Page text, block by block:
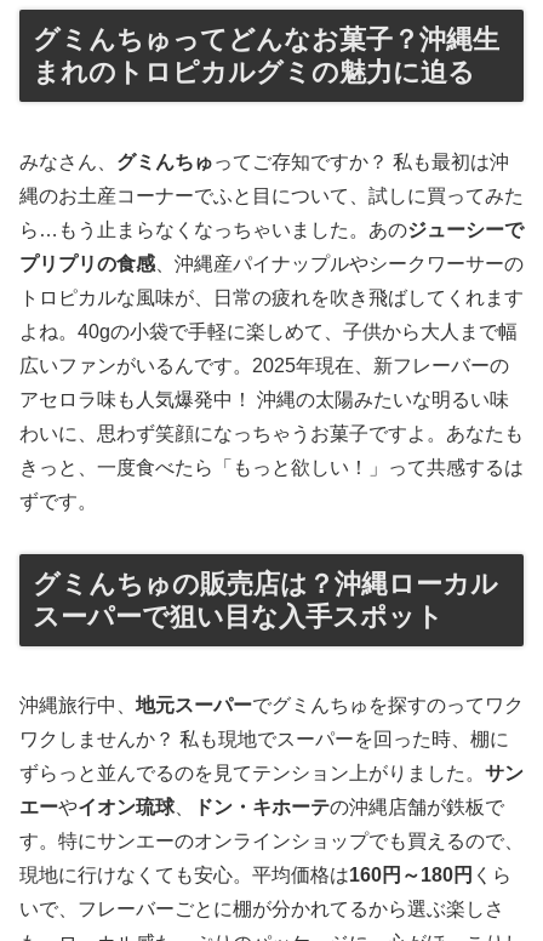
グミんちゅってどんなお菓子？沖縄生
まれのトロピカルグミの魅力に迫る
みなさん、 グミんちゅってご存知ですか？ 私も最初は沖
縄のお土産コーナーでふと目について、試しに買ってみた
ら…もう止まらなくなっちゃいました。あのジューシーで
プリプリの食感 、沖縄産パイナップルやシークワーサーの
トロピカルな風味が、日常の疲れを吹き飛ばしてくれます
よね。40gの小袋で手軽に楽しめて、子供から大人まで幅
広いファンがいるんです。2025年現在、新フレーバーの
アセロラ味も人気爆発中！ 沖縄の太陽みたいな明るい味
わいに、思わず笑顔になっちゃうお菓子ですよ。あなたも
きっと、一度食べたら「もっと欲しい！」って共感するは
ずです。
グミんちゅの販売店は？沖縄ローカル
スーパーで狙い目な入手スポット
沖縄旅行中、 地元スーパーでグミんちゅを探すのってワク
ワクしませんか？ 私も現地でスーパーを回った時、棚に
ずらっと並んでるのを見てテンション上がりました。 サン
エーやイオン琉球、 ドン・キホーテの沖縄店舗が鉄板で
す。特にサンエーのオンラインショップでも買えるので、
現地に行けなくても安心。平均価格は160円～180円 くら
いで、フレーバーごとに棚が分かれてるから選ぶ楽しさ